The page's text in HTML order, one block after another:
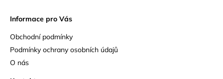
Informace pro Vás
Obchodní podmínky
Podmínky ochrany osobních údajů
O nás